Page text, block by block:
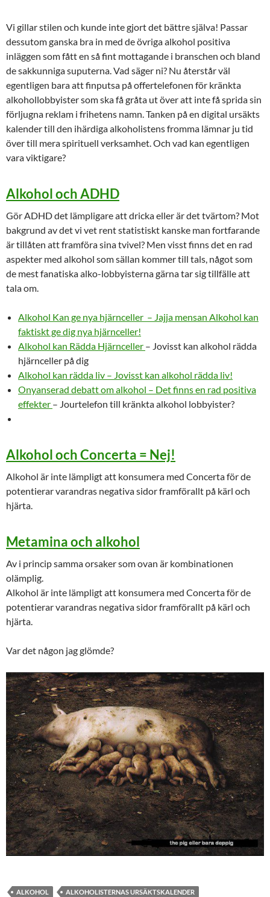
Vi gillar stilen och kunde inte gjort det bättre själva! Passar
dessutom ganska bra in med de övriga alkohol positiva
inläggen som fått en så fint mottagande i branschen och bland
de sakkunniga suputerna. Vad säger ni? Nu återstår väl
egentligen bara att finputsa på offertelefonen för kränkta
alkohollobbyister som ska få gråta ut över att inte få sprida sin
förljugna reklam i frihetens namn. Tanken på en digital ursäkts
kalender till den ihärdiga alkoholistens fromma lämnar ju tid
över till mera spirituell verksamhet. Och vad kan egentligen
vara viktigare?
Alkohol och ADHD
Gör ADHD det lämpligare att dricka eller är det tvärtom? Mot
bakgrund av det vi vet rent statistiskt kanske man fortfarande
är tillåten att framföra sina tvivel? Men visst finns det en rad
aspekter med alkohol som sällan kommer till tals, något som
de mest fanatiska alko-lobbyisterna gärna tar sig tillfälle att
tala om.
Alkohol Kan ge nya hjärnceller – Jajja mensan Alkohol kan
faktiskt ge dig nya hjärnceller!
Alkohol kan Rädda Hjärnceller – Jovisst kan alkohol rädda
hjärnceller på dig
Alkohol kan rädda liv – Jovisst kan alkohol rädda liv!
Onyanserad debatt om alkohol – Det finns en rad positiva
effekter – Jourtelefon till kränkta alkohol lobbyister?
Alkohol och Concerta = Nej!
Alkohol är inte lämpligt att konsumera med Concerta för de
potentierar varandras negativa sidor framförallt på kärl och
hjärta.
Metamina och alkohol
Av i princip samma orsaker som ovan är kombinationen
olämplig.
Alkohol är inte lämpligt att konsumera med Concerta för de
potentierar varandras negativa sidor framförallt på kärl och
hjärta.
Var det någon jag glömde?
ALKOHOL ALKOHOLISTERNAS URSÄKTSKALENDER